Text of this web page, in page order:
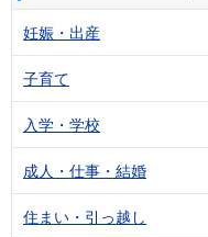
妊娠・出産
子育て
入学・学校
成人・仕事・結婚
住まい・引っ越し